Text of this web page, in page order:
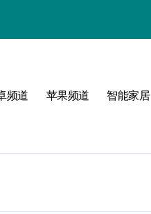
频道 苹果频道 智能家居